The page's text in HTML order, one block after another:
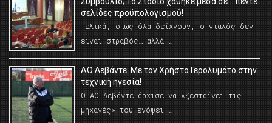
σελίδες προϋπολογισμού!
Τελικά, όπως όλα δείχνουν, ο γιαλός δεν
είναι στραβός… αλλά …
ΑΟ Λεβάντε: Με τον Χρήστο Γερολυμάτο στην
τεχνική ηγεσία!
Ο ΑΟ Λεβάντε άρχισε να «ζεσταίνει τις
μηχανές» του ενόψει …